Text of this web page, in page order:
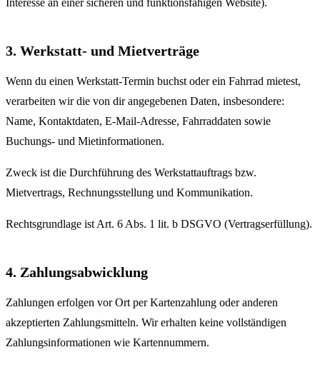
Interesse an einer sicheren und funktionsfähigen Website).
3. Werkstatt- und Mietverträge
Wenn du einen Werkstatt-Termin buchst oder ein Fahrrad mietest,
verarbeiten wir die von dir angegebenen Daten, insbesondere:
Name, Kontaktdaten, E-Mail-Adresse, Fahrraddaten sowie
Buchungs- und Mietinformationen.
Zweck ist die Durchführung des Werkstattauftrags bzw.
Mietvertrags, Rechnungsstellung und Kommunikation.
Rechtsgrundlage ist Art. 6 Abs. 1 lit. b DSGVO (Vertragserfüllung).
4. Zahlungsabwicklung
Zahlungen erfolgen vor Ort per Kartenzahlung oder anderen
akzeptierten Zahlungsmitteln. Wir erhalten keine vollständigen
Zahlungsinformationen wie Kartennummern.